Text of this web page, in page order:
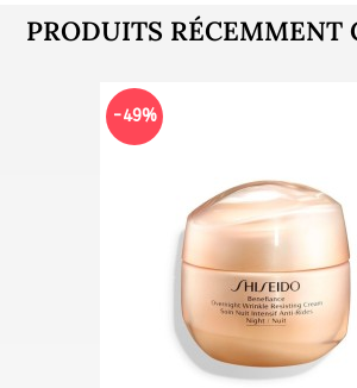
PRODUITS RÉCEMMENT
-49%